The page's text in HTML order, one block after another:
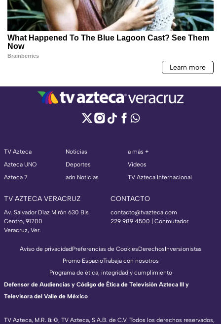
TV Azteca
Azteca UNO
Azteca 7
Noticias
Deportes
adn Noticias
a más +
Videos
TV Azteca Internacional
TV AZTECA VERACRUZ
Av. Salvador Díaz Mirón 630 Bis
Centro, 91700
Veracruz, Ver.
CONTACTO
contacto@tvazteca.com
229 989 4500 | Conmutador
TV Azteca, M.R. & ©, TV Azteca, S.A.B. de C.V. Todos los derechos reservados,
Aviso de privacidadPreferencias de CookiesDerechosInversionistas
Promo EspacioTrabaja con nosotros
Programa de ética, integridad y cumplimiento
Defensor de Audiencias y Código de Ética de Televisión Azteca III y
Televisora del Valle de México